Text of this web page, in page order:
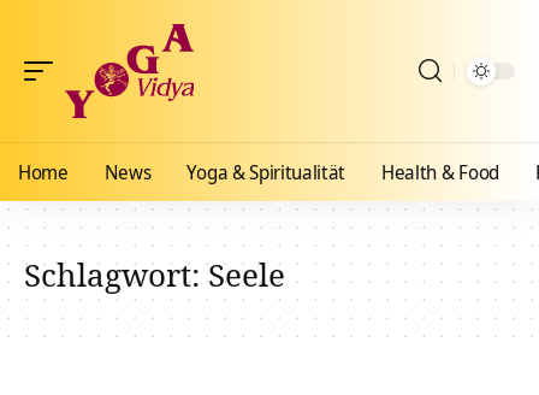
Home News Yoga & Spiritualität Health & Food
Schlagwort:Seele